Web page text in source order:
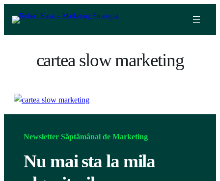
content
cartea slow marketing
Newsletter Săptămânal de Marketing
Nu mai sta la mila